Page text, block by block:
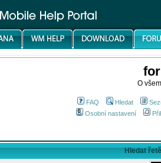
O
FAQ Hledat
Osobní nastavení
Hledat